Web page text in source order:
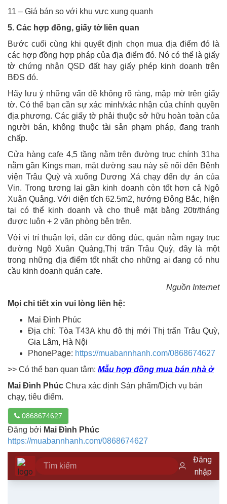
11 – Giá bán so với khu vực xung quanh
5. Các hợp đồng, giấy tờ liên quan
Bước cuối cùng khi quyết định chọn mua địa điểm đó là
các hợp đồng hợp pháp của địa điểm đó. Nó có thể là giấy
tờ chứng nhận QSD đất hay giấy phép kinh doanh trên
BĐS đó.
Hãy lưu ý những vấn đề không rõ ràng, mập mờ trên giấy
tờ. Có thể bạn cần sự xác minh/xác nhận của chính quyền
địa phương. Các giấy tờ phải thuộc sở hữu hoàn toàn của
người bán, không thuộc tài sản phạm pháp, đang tranh
chấp.
Cửa hàng cafe 4,5 tầng nằm trên đường trục chính 31ha
nằm gần Kings man, mặt đường sau này sẽ nối đến Bệnh
viện Trâu Quỳ và xuống Dương Xá chạy đến dự án của
Vin. Trong tương lai gần kinh doanh còn tốt hơn cả Ngô
Xuân Quảng. Với diện tích 62.5m2, hướng Đông Bắc, hiện
tại có thể kinh doanh và cho thuê mặt bằng 20tr/tháng
được luôn + 2 văn phòng bên trên.
Với vị trí thuận lợi, dân cư đông đúc, quán nằm ngay trục
đường Ngô Xuân Quảng,Thị trấn Trâu Quỳ, đây là một
trong những địa điểm tốt nhất cho những ai đang có nhu
cầu kinh doanh quán cafe.
Nguồn Internet
Mọi chi tiết xin vui lòng liên hệ:
Mai Đình Phúc
Địa chỉ: Tòa T43A khu đô thị mới Thị trấn Trâu Quỳ,
Gia Lâm, Hà Nội
PhonePage: https://muabannhanh.com/0868674627
>> Có thể bạn quan tâm: Mẫu hợp đồng mua bán nhà ở
Mai Đình Phúc Chưa xác định Sản phẩm/Dịch vụ bán
chạy, tiêu điểm.
0868674627
Đăng bởi Mai Đình Phúc
https://muabannhanh.com/0868674627